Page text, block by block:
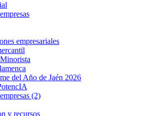
empresariales
del Año de Jaén 2026
(2)
y recursos